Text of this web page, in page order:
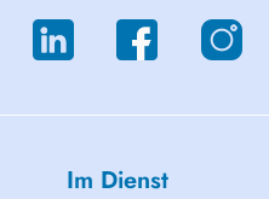
Im Dienst